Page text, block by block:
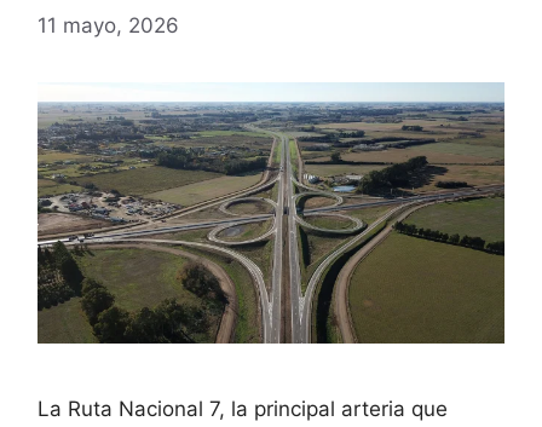
11 mayo, 2026
La Ruta Nacional 7, la principal arteria que